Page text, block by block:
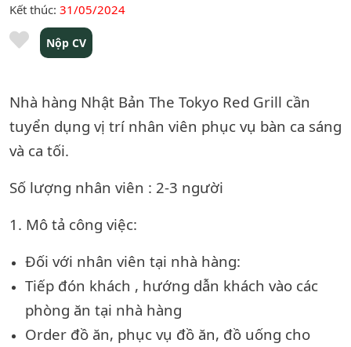
Kết thúc: 31/05/2024
Nộp CV
Nhà hàng Nhật Bản The Tokyo Red Grill cần
tuyển dụng vị trí nhân viên phục vụ bàn ca sáng
và ca tối.
Số lượng nhân viên : 2-3 người
1. Mô tả công việc:
Đối với nhân viên tại nhà hàng:
Tiếp đón khách , hướng dẫn khách vào các
phòng ăn tại nhà hàng
Order đồ ăn, phục vụ đồ ăn, đồ uống cho